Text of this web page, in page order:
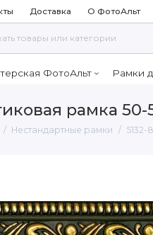
Доставка О ФотоАльт
ФотоАльт Рамки
рамка 50-
Нестандартные рамки 5132-